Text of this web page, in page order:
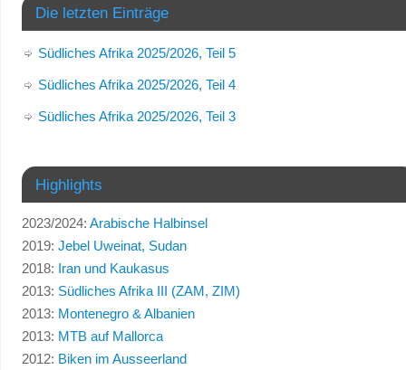
Die letzten Einträge
Südliches Afrika 2025/2026, Teil 5
Südliches Afrika 2025/2026, Teil 4
Südliches Afrika 2025/2026, Teil 3
Highlights
2023/2024: Arabische Halbinsel
2019: Jebel Uweinat, Sudan
2018: Iran und Kaukasus
2013: Südliches Afrika III (ZAM, ZIM)
2013: Montenegro & Albanien
2013: MTB auf Mallorca
2012: Biken im Ausseerland